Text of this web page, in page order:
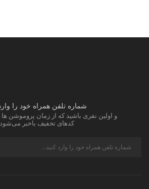
شماره تلفن همراه خود را
و اولین نفری باشید که از زمان پروموشن
کدهای تخفیف باخبر